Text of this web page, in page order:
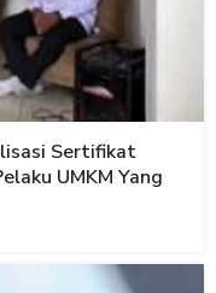
Sertifikat
UMKM Yang